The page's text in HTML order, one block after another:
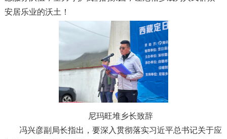
安居乐业的沃土！
尼玛旺堆乡长致辞
冯兴彦副局长指出，要深入贯彻落实习近平总书记关于应